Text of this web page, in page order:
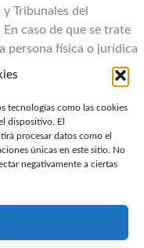
tecnologías como las cookies
dispositivo. El
procesar datos como el
únicas en este sitio. No
negativamente a ciertas
Tribunales del
caso de que se trate
persona física o jurídica
empresarial, comercial,
con renuncia
y Tribunales de